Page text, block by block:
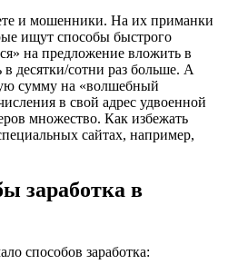
и мошенники. На их приманки
ищут способы быстрого
на предложение вложить в
десятки/сотни раз больше. А
сумму на «волшебный
в свой адрес удвоенной
множество. Как избежать
сайтах, например,
заработка в
способов заработка: